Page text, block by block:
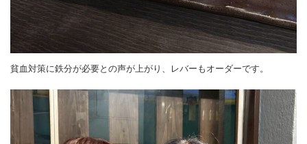
貧血対策に鉄分が必要との声が上がり、レバーもオーダーです。